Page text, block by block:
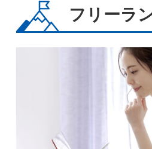
フリーラ